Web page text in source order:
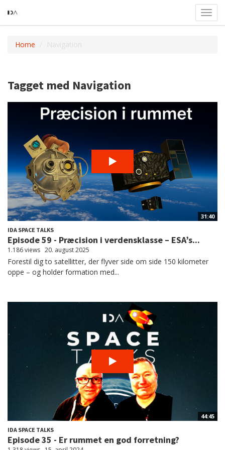
Home Navigation
Tagget med Navigation
31:40
IDA SPACE TALKS
Episode 59 - Præcision i verdensklasse – ESA’s...
1.186 views 20. august 2025
Forestil dig to satellitter, der flyver side om side 150 kilometer
oppe – og holder formation med...
44:45
IDA SPACE TALKS
Episode 35 - Er rummet en god forretning?